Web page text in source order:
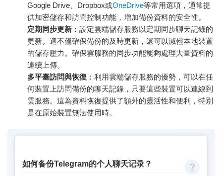
Google Drive、Dropbox或OneDrive等常用選項，通常提
供加密儲存和訪問控制功能，增加備份資料的安全性。
定期同步更新 ：設定雲端儲存服務以定期同步聊天記錄的
更新。這不僅確保備份的及時更新，還可以減輕本地裝置
的儲存壓力。確保雲服務的同步功能能夠處理大量資料的
連續上傳。
多平臺訪問與恢復 ：利用雲端儲存服務的優勢，可以在任
何裝置上訪問備份的聊天記錄，只要這些裝置可以連線到
雲服務。這為資料恢復提供了額外的靈活性和便利，特別
是在原始裝置無法使用時。
如何备份Telegram的个人聊天记录？